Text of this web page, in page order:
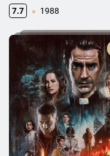
7.7 1988